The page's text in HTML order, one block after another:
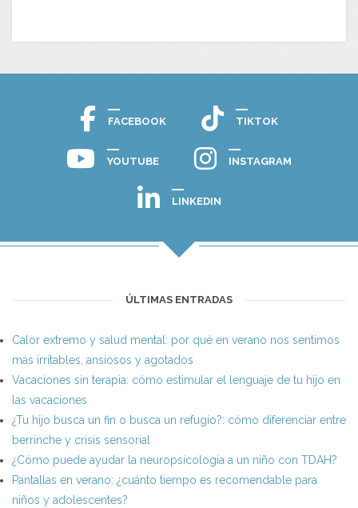
FACEBOOK TIKTOK
YOUTUBE INSTAGRAM
LINKEDIN
ÚLTIMAS ENTRADAS
Calor extremo y salud mental: por qué en verano nos sentimos
más irritables, ansiosos y agotados
Vacaciones sin terapia: cómo estimular el lenguaje de tu hijo en
las vacaciones
¿Tu hijo busca un fin o busca un refugio?: cómo diferenciar entre
berrinche y crisis sensorial
¿Cómo puede ayudar la neuropsicología a un niño con TDAH?
Pantallas en verano: ¿cuánto tiempo es recomendable para
niños y adolescentes?